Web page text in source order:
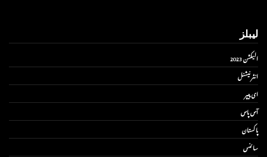
لیبلز
الیکشن 2023
انٹر نیشنل
ای پیپر
آس پاس
پاکستان
سائنس